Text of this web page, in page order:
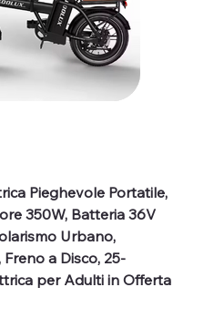
Pieghevole Portatile,
350W, Batteria 36V
Urbano,
Freno a Disco, 25-
per Adulti in Offerta